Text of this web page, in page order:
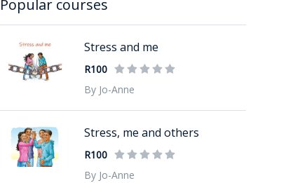
Popular courses
Stress and me
R100
By Jo-Anne
Stress, me and others
R100
By Jo-Anne